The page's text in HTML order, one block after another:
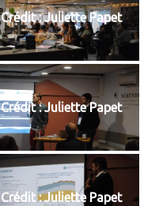
Crédit : Juliette Papet
Crédit : Juliette Papet
Crédit : Juliette Papet